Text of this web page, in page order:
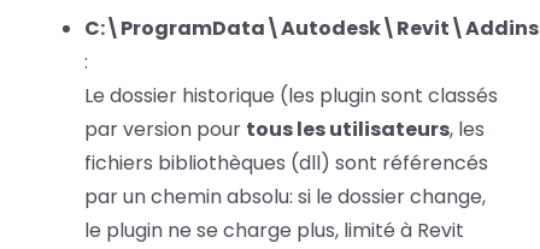
C:\ProgramData\Autodesk\Revit\Addins
:
Le dossier historique (les plugin sont classés
par version pour tous les utilisateurs, les
fichiers bibliothèques (dll) sont référencés
par un chemin absolu: si le dossier change,
le plugin ne se charge plus, limité à Revit